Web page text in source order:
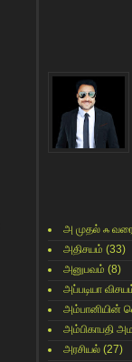
அ முதல் ஃ
அதிசயம் (33)
அனுபவம் (8)
அப்படியா
அம்பானியின்
அம்பிகாபதி
அரசியல் (27)